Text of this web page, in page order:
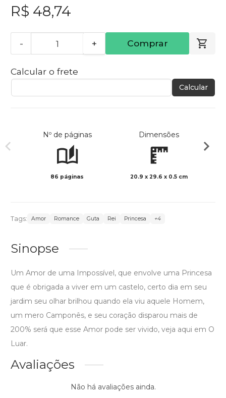
R$ 48,74
- + Comprar
Calcular o frete
Calcular
Nº de páginas
86 páginas
Dimensões
20.9 x 29.6 x 0.5 cm
Tags: Amor Romance Guta Rei Princesa +4
Sinopse
Um Amor de uma Impossível, que envolve uma Princesa
que é obrigada a viver em um castelo, certo dia em seu
jardim seu olhar brilhou quando ela viu aquele Homem,
um mero Camponês, e seu coração disparou mais de
200% será que esse Amor pode ser vivido, veja aqui em O
Luar.
Avaliações
Não há avaliações ainda.